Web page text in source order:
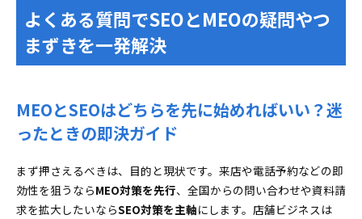
よくある質問でSEOとMEOの疑問やつ
まずきを一発解決
MEOとSEOはどちらを先に始めればいい？迷
ったときの即決ガイド
まず押さえるべきは、目的と現状です。来店や電話予約などの即
効性を狙うならMEO対策を先行、全国からの問い合わせや資料請
求を拡大したいならSEO対策を主軸にします。店舗ビジネスは